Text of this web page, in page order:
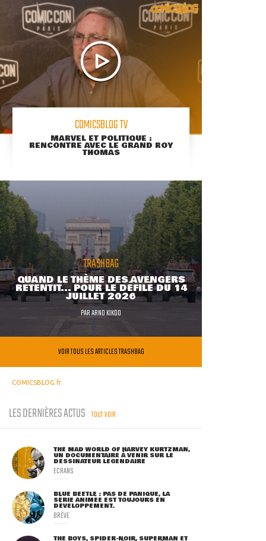
COMICSBLOG TV
MARVEL ET POLITIQUE :
RENCONTRE AVEC LE GRAND ROY
THOMAS
TRASHBAG
QUAND LE THÈME DES AVENGERS
RETENTIT... POUR LE DÉFILÉ DU 14
JUILLET 2026
PARARNO KIKOO
VOIR TOUS LES ARTICLES TRASHBAG
COMICSBLOG.fr
LES DERNIÈRES ACTUS TOUT VOIR
THE MAD WORLD OF HARVEY KURTZMAN,
UN DOCUMENTAIRE À VENIR SUR LE
DESSINATEUR LÉGENDAIRE
ECRANS
BLUE BEETLE : PAS DE PANIQUE, LA
SÉRIE ANIMÉE EST TOUJOURS EN
DÉVELOPPEMENT.
BRÈVE
THE BOYS, SPIDER-NOIR, SUPERMAN ET